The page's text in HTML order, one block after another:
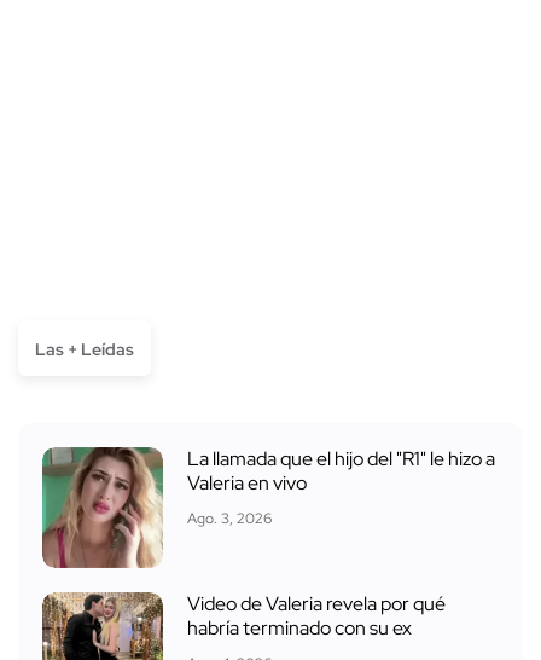
Las + Leídas
La llamada que el hijo del "R1" le hizo a
Valeria en vivo
Ago. 3, 2026
Video de Valeria revela por qué
habría terminado con su ex